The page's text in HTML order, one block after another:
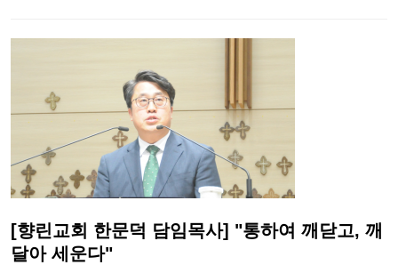
[향린교회 한문덕 담임목사] "통하여 깨닫고, 깨
달아 세운다"